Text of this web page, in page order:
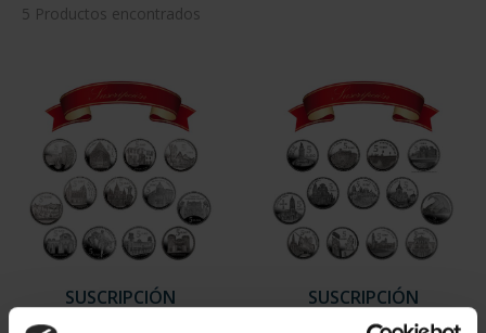
5 Productos encontrados
SUSCRIPCIÓN
SUSCRIPCIÓN
CAPITALES DE